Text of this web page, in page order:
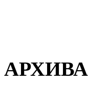
АРХИВА